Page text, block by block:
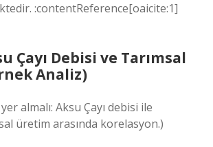
:contentReference[oaicite:1]
Çayı Debisi ve Tarımsal
Analiz)
almalı: Aksu Çayı debisi ile
üretim arasında korelasyon.)